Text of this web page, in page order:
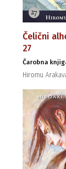
Čelični
27
Čarobna
Hiromu